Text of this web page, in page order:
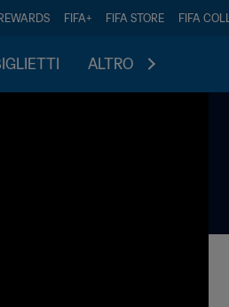
FIFA+ FIFA STORE FIFA
ALTRO